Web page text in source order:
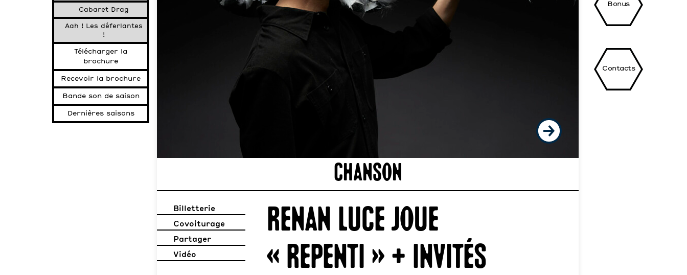
Cabaret Drag
Aah ! Les déferlantes
!
Télécharger la
brochure
Recevoir la brochure
Bande son de saison
Dernières saisons
Chanson
Billetterie
Covoiturage
Partager
Vidéo
Renan Luce joue
« Repenti » + invités
Bonus
Contacts